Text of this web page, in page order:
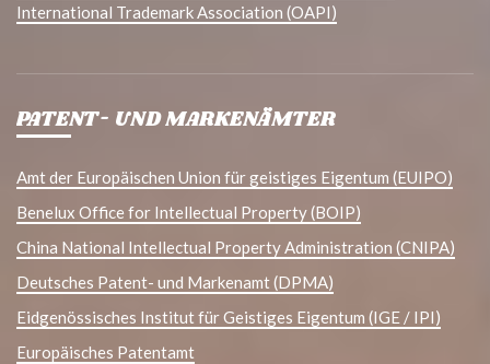
International Trademark Association (OAPI)
PATENT- UND MARKENÄMTER
Amt der Europäischen Union für geistiges Eigentum (EUIPO)
Benelux Office for Intellectual Property (BOIP)
China National Intellectual Property Administration (CNIPA)
Deutsches Patent- und Markenamt (DPMA)
Eidgenössisches Institut für Geistiges Eigentum (IGE / IPI)
Europäisches Patentamt